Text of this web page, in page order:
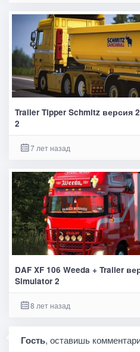
Trailer Tipper Schmitz версия
2
7 лет назад
DAF XF 106 Weeda + Trailer
Simulator 2
8 лет назад
Гость, оставишь